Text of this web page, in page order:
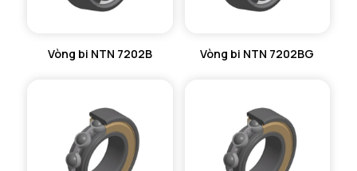
Vòng bi NTN 7202B Vòng bi NTN 7202BG